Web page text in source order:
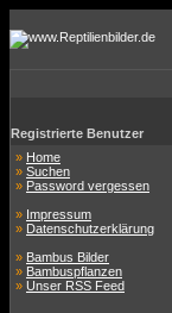
Registrierte Benutzer
» Home
» Suchen
» Password vergessen
» Impressum
» Datenschutzerklärung
» Bambus Bilder
» Bambuspflanzen
» Unser RSS Feed